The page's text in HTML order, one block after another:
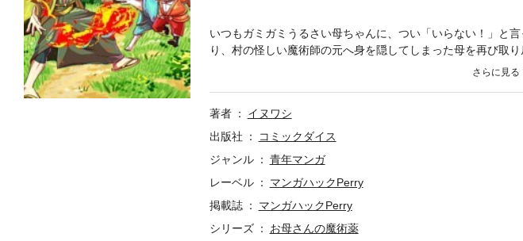
いつもガミガミうるさい母ちゃんに、つい「いらない！」と
り、村の怪しい魔術師の元へ身を隠してしまった母を再び取
ジ（犬）が立ち上がる！大好きな母ちゃんに、再び会えるの
著者
イヌワシ
出版社
コミックダイス
ジャンル
青年マンガ
レーベル
マンガハックPerry
掲載誌
マンガハックPerry
シリーズ
お母さんの魔術薬